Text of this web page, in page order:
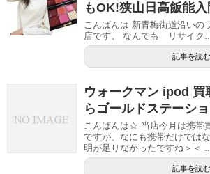
もOK!狭山日高飯能入
こんばんは 新青梅街道沿いの
店です。 なんでも リサイク
記事を読む
ウォークマン ipod 買
らゴールドステーシ
こんばんは☆ 当店今月は携帯
ですが、なにも携帯だけでは
明が足りなかったですね＞＜
記事を読む